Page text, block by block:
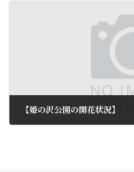
【姫の沢公園の開花状況】